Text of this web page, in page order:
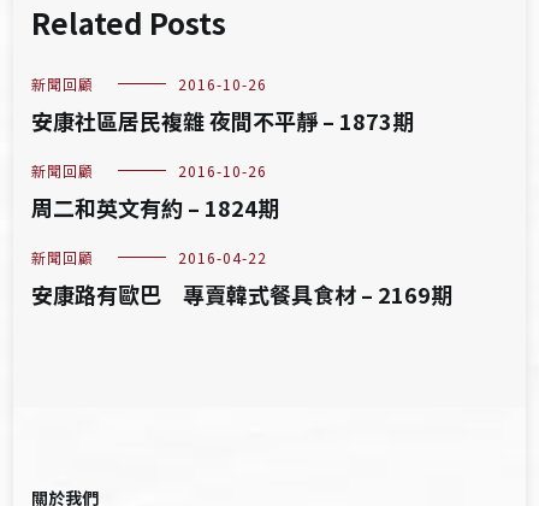
Related Posts
新聞回顧 2016-10-26
安康社區居民複雜 夜間不平靜 – 1873期
新聞回顧 2016-10-26
周二和英文有約 – 1824期
新聞回顧 2016-04-22
安康路有歐巴 專賣韓式餐具食材 – 2169期
關於我們